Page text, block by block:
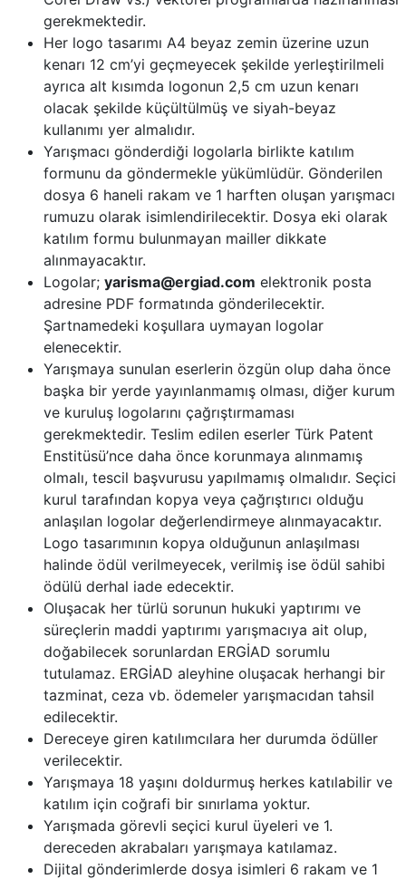
gerekmektedir.
Her logo tasarımı A4 beyaz zemin üzerine uzun
kenarı 12 cm’yi geçmeyecek şekilde yerleştirilmeli
ayrıca alt kısımda logonun 2,5 cm uzun kenarı
olacak şekilde küçültülmüş ve siyah-beyaz
kullanımı yer almalıdır.
Yarışmacı gönderdiği logolarla birlikte katılım
formunu da göndermekle yükümlüdür. Gönderilen
dosya 6 haneli rakam ve 1 harften oluşan yarışmacı
rumuzu olarak isimlendirilecektir. Dosya eki olarak
katılım formu bulunmayan mailler dikkate
alınmayacaktır.
Logolar; yarisma@ergiad.com elektronik posta
adresine PDF formatında gönderilecektir.
Şartnamedeki koşullara uymayan logolar
elenecektir.
Yarışmaya sunulan eserlerin özgün olup daha önce
başka bir yerde yayınlanmamış olması, diğer kurum
ve kuruluş logolarını çağrıştırmaması
gerekmektedir. Teslim edilen eserler Türk Patent
Enstitüsü’nce daha önce korunmaya alınmamış
olmalı, tescil başvurusu yapılmamış olmalıdır. Seçici
kurul tarafından kopya veya çağrıştırıcı olduğu
anlaşılan logolar değerlendirmeye alınmayacaktır.
Logo tasarımının kopya olduğunun anlaşılması
halinde ödül verilmeyecek, verilmiş ise ödül sahibi
ödülü derhal iade edecektir.
Oluşacak her türlü sorunun hukuki yaptırımı ve
süreçlerin maddi yaptırımı yarışmacıya ait olup,
doğabilecek sorunlardan ERGİAD sorumlu
tutulamaz. ERGİAD aleyhine oluşacak herhangi bir
tazminat, ceza vb. ödemeler yarışmacıdan tahsil
edilecektir.
Dereceye giren katılımcılara her durumda ödüller
verilecektir.
Yarışmaya 18 yaşını doldurmuş herkes katılabilir ve
katılım için coğrafi bir sınırlama yoktur.
Yarışmada görevli seçici kurul üyeleri ve 1.
dereceden akrabaları yarışmaya katılamaz.
Dijital gönderimlerde dosya isimleri 6 rakam ve 1